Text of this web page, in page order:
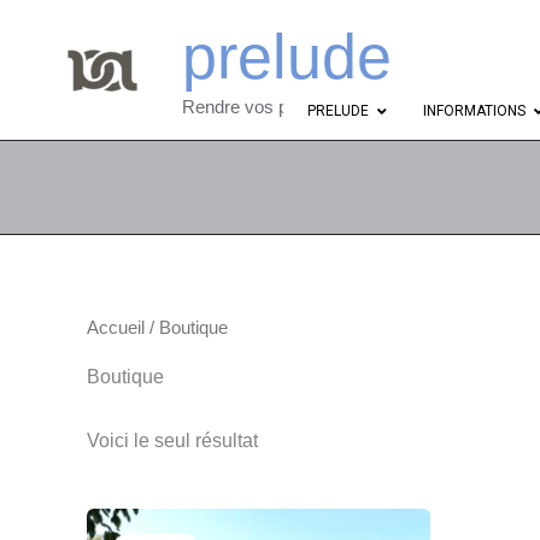
prelude
Rendre vos projets abordables
Accueil / Boutique
Boutique
Voici le seul résultat
PRELUDE INFORMATIONS